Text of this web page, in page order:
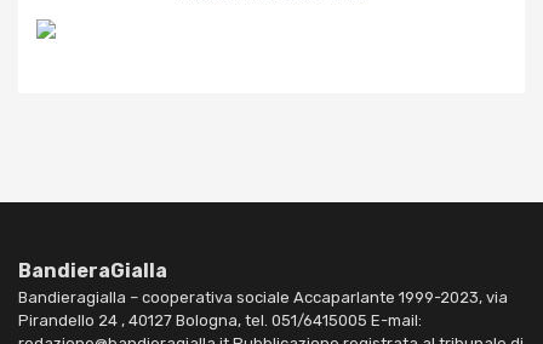
BandieraGialla
Bandieragialla – cooperativa sociale Accaparlante 1999-2023, via
Pirandello 24 , 40127 Bologna, tel. 051/6415005 E-mail: